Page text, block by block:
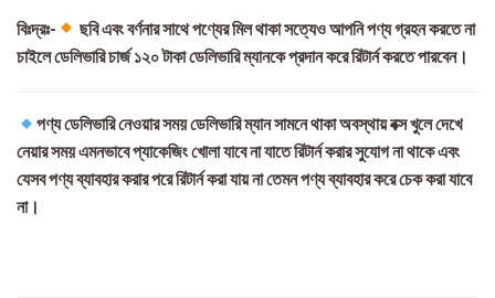
বিঃদ্রঃ-
ছবি এবং বর্ণনার সাথে পণ্যের মিল থাকা সত্যেও আপনি পণ্য গ্রহন করতে না
চাইলে ডেলিভারি চার্জ ১২০ টাকা ডেলিভারি ম্যানকে প্রদান করে রিটার্ন করতে পারবেন।
পণ্য ডেলিভারি নেওয়ার সময় ডেলিভারি ম্যান সামনে থাকা অবস্থায় বক্স খুলে দেখে
নেয়ার সময় এমনভাবে প্যাকেজিং খোলা যাবে না যাতে রিটার্ন করার সুযোগ না থাকে এবং
যেসব পণ্য ব্যাবহার করার পরে রিটার্ন করা যায় না তেমন পণ্য ব্যাবহার করে চেক করা যাবে
না।